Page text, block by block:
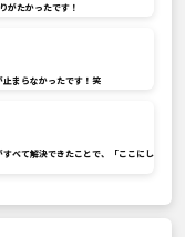
がたかったです！
まらなかったです！笑
べて解決できたことで、「ここにし